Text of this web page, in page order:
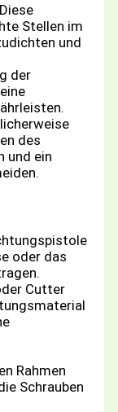
Stellen im
und
der
des
und ein
oder das
Cutter
Rahmen
Schrauben